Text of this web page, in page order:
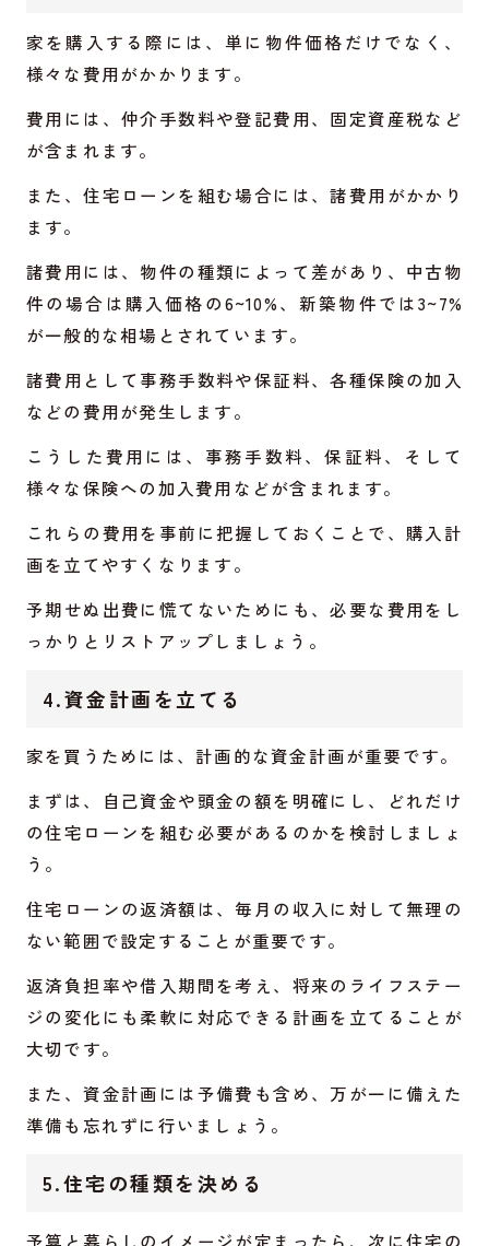
家を購入する際には、単に物件価格だけでなく、
様々な費用がかかります。
費用には、仲介手数料や登記費用、固定資産税など
が含まれます。
また、住宅ローンを組む場合には、諸費用がかかり
ます。
諸費用には、物件の種類によって差があり、中古物
件の場合は購入価格の6~10%、新築物件では3~7%
が一般的な相場とされています。
諸費用として事務手数料や保証料、各種保険の加入
などの費用が発生します。
こうした費用には、事務手数料、保証料、そして
様々な保険への加入費用などが含まれます。
これらの費用を事前に把握しておくことで、購入計
画を立てやすくなります。
予期せぬ出費に慌てないためにも、必要な費用をし
っかりとリストアップしましょう。
4.資金計画を立てる
家を買うためには、計画的な資金計画が重要です。
まずは、自己資金や頭金の額を明確にし、どれだけ
の住宅ローンを組む必要があるのかを検討しましょ
う。
住宅ローンの返済額は、毎月の収入に対して無理の
ない範囲で設定することが重要です。
返済負担率や借入期間を考え、将来のライフステー
ジの変化にも柔軟に対応できる計画を立てることが
大切です。
また、資金計画には予備費も含め、万が一に備えた
準備も忘れずに行いましょう。
5.住宅の種類を決める
予算と暮らしのイメージが定まったら、次に住宅の